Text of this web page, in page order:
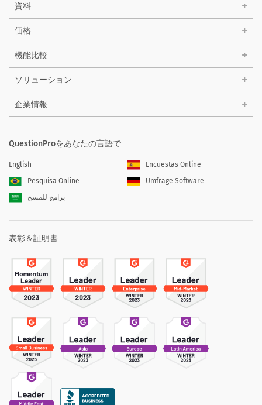
資料
価格
機能比較
ソリューション
企業情報
QuestionProをあなたの言語で
English
Encuestas Online
Pesquisa Online
Umfrage Software
برامج للمسح
表彰＆証明書